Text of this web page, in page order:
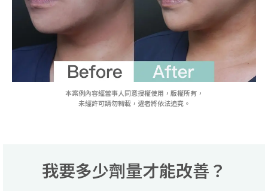
本案例內容經當事人同意授權使用，版權所有，
未經許可請勿轉載，違者將依法追究。
我要多少劑量才能改善？